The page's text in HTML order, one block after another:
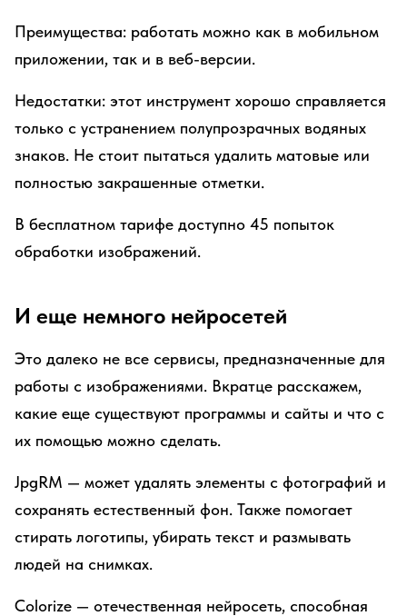
Преимущества: работать можно как в мобильном
приложении, так и в веб-версии.
Недостатки: этот инструмент хорошо справляется
только с устранением полупрозрачных водяных
знаков. Не стоит пытаться удалить матовые или
полностью закрашенные отметки.
В бесплатном тарифе доступно 45 попыток
обработки изображений.
И еще немного нейросетей
Это далеко не все сервисы, предназначенные для
работы с изображениями. Вкратце расскажем,
какие еще существуют программы и сайты и что с
их помощью можно сделать.
JpgRM — может удалять элементы с фотографий и
сохранять естественный фон. Также помогает
стирать логотипы, убирать текст и размывать
людей на снимках.
Colorize — отечественная нейросеть, способная